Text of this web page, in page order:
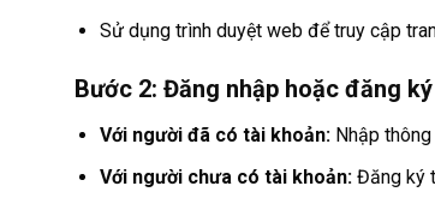
Sử dụng trình duyệt web để truy cập
Bước 2: Đăng nhập hoặc đăng
Với người đã có tài khoản:Nhập thông
Với người chưa có tài khoản:Đăng ký